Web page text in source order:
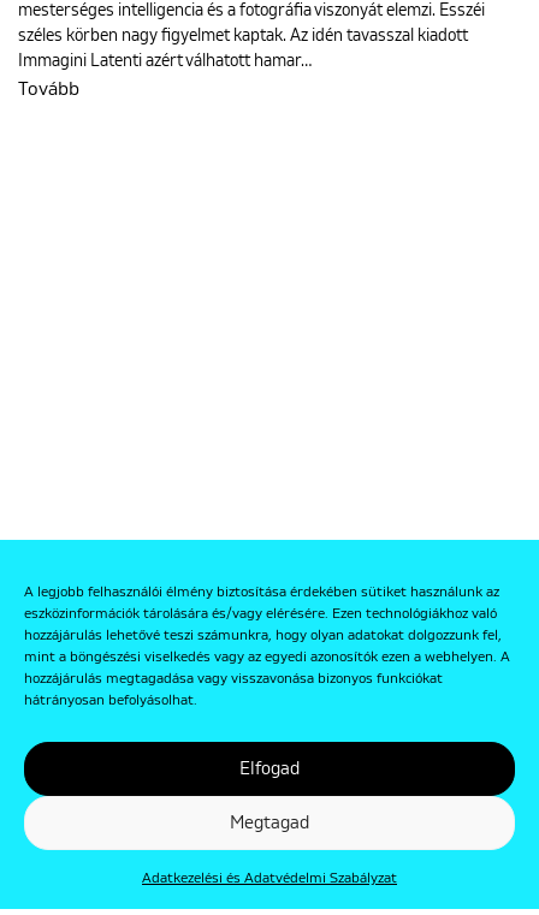
A legjobb felhasználói élmény biztosítása érdekében sütiket használunk az
eszközinformációk tárolására és/vagy elérésére. Ezen technológiákhoz való
hozzájárulás lehetővé teszi számunkra, hogy olyan adatokat dolgozzunk fel,
mint a böngészési viselkedés vagy az egyedi azonosítók ezen a webhelyen. A
hozzájárulás megtagadása vagy visszavonása bizonyos funkciókat
hátrányosan befolyásolhat.
Elfogad
Megtagad
Adatkezelési és Adatvédelmi Szabályzat
mesterséges intelligencia és a fotográfia viszonyát elemzi. Esszéi
széles körben nagy figyelmet kaptak. Az idén tavasszal kiadott
Immagini Latenti azért válhatott hamar…
Tovább